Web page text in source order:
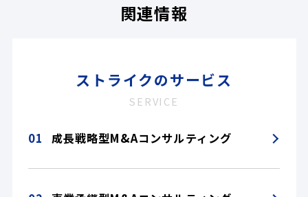
関連情報
ストライクのサービス
SERVICE
01 成長戦略型M&Aコンサルティング